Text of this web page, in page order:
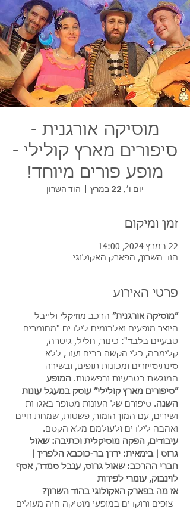
מוסיקה אורגנית -
סיפורים מארץ קולילי -
מופע פורים מיוחד!
יום ו׳, 22 במרץ
  |
הוד השרון
זמן ומיקום
22 במרץ 2024, 14:00
הוד השרון, הפארק האקולוגי
פרטי האירוע
״מוסיקה אורגנית״ הרכב מוזיקלי ולייבל
היוצר מופעים ואלבומים לילדים "מחומרים
טבעיים בלבד": כינור, חליל, גיטרה,
קלימבה, כלי הקשה רבים ועוד, ללא
סינתיסייזרים ומכונות תופים, ובשירה
המוגשת בטבעיות ובפשטות. המופע
״סיפורים מארץ קולילי״ עוסק במעגל עונות
השנה. סיפורם של העונות מסופר באגדות
ושירים, עם המון הומור, פשטות, שמחת חיים
ואהבה לילדים ולעולמם מלא הקסם.
עיבודים, הפקה מוסיקלית וכתיבה: שאול
גרוס | בימאית: ירדן בר-כוכבא הלפרין |
חברי ההרכב: שאול גרוס, ענבל סמדר, אסף
לוינבוק, עומרי לפידות
אז מה בפארק האקולוגי בהוד השרון?
- צופים ורוקדים במופעי מוסיקה חיה מעולים